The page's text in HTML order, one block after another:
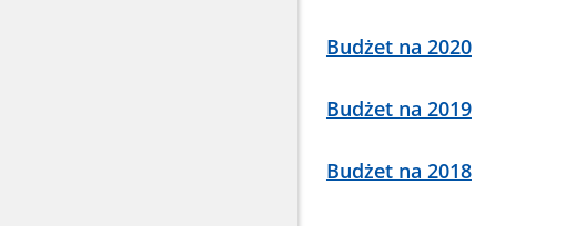
Budżet na 2020
Budżet na 2019
Budżet na 2018